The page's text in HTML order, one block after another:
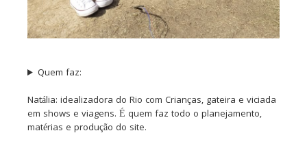
Quem faz:
Natália: idealizadora do Rio com Crianças, gateira e viciada
em shows e viagens. É quem faz todo o planejamento,
matérias e produção do site.